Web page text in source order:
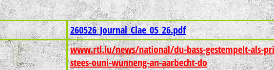
260526_Journal_Clae_05_26.pdf
www.rtl.lu/news/national/du-bass-gestempelt-als-
stees-ouni-wunneng-an-aarbecht-do